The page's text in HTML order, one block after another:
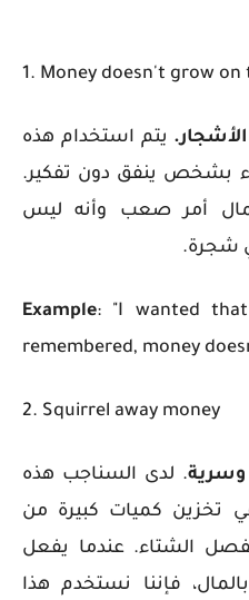
1. Money doesn't grow on
يتم استخدام هذه
بشخص ينفق دون تفكير.
أمر صعب وأنه ليس
شجرة.
Example: "I wanted
remembered, money
2. Squirrel away money
وسرية. لدى السناجب هذه
تخزين كميات كبيرة من
الشتاء. عندما يفعل
فإننا نستخدم هذا